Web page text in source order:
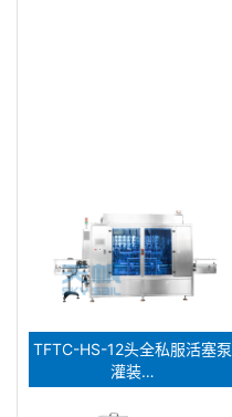
TFTC-HS-12头全私服活塞泵
灌装…